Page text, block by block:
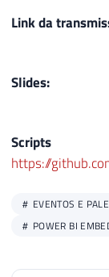
Link da
Slides:
Scripts
https://
EVENTOS E
POWER BI